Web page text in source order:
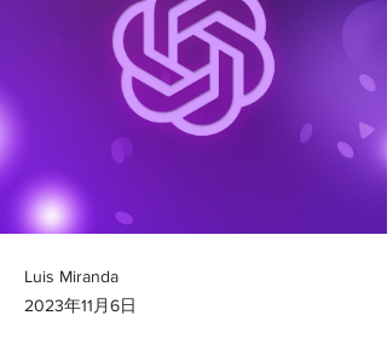
Luis Miranda
2023年11月6日